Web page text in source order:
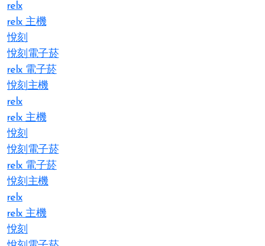
relx
relx 主機
悅刻
悅刻電子菸
relx 電子菸
悅刻主機
relx
relx 主機
悅刻
悅刻電子菸
relx 電子菸
悅刻主機
relx
relx 主機
悅刻